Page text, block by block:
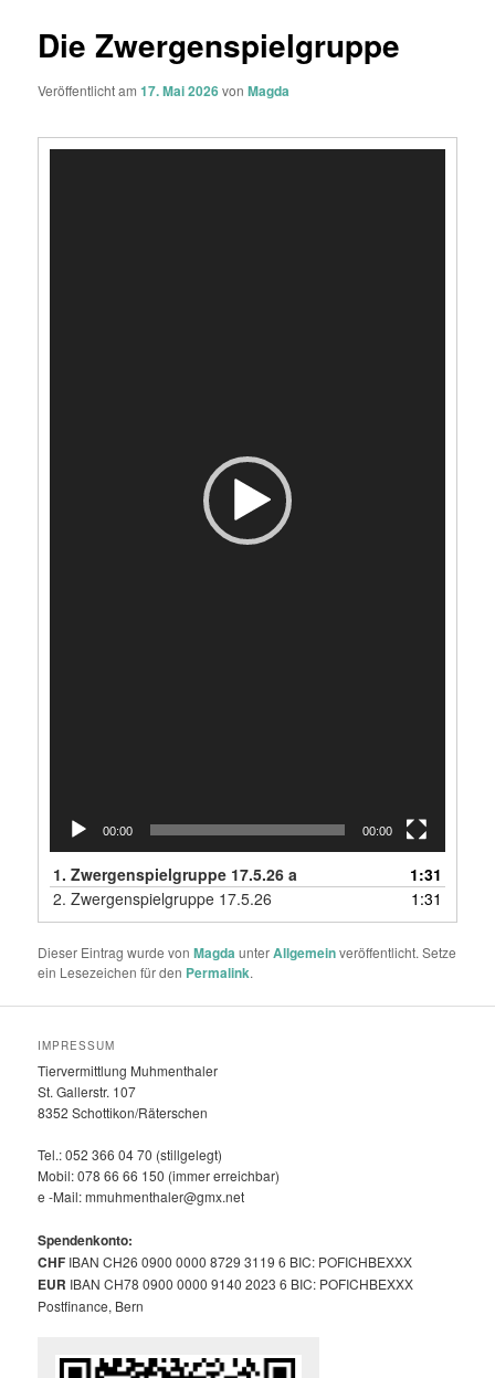
Die Zwergenspielgruppe
Veröffentlicht am17. Mai 2026vonMagda
00:00 00:00
1.Zwergenspielgruppe 17.5.26 a
1:31
2.Zwergenspielgruppe 17.5.26 1:31
Dieser Eintrag wurde vonMagdaunterAllgemeinveröffentlicht. Setze
ein Lesezeichen für den Permalink.
IMPRESSUM
Tiervermittlung Muhmenthaler
St. Gallerstr. 107
8352 Schottikon/Räterschen
Tel.: 052 366 04 70 (stillgelegt)
Mobil: 078 66 66 150 (immer erreichbar)
e -Mail: mmuhmenthaler@gmx.net
Spendenkonto:
CHF IBAN CH26 0900 0000 8729 3119 6 BIC: POFICHBEXXX
EUR IBAN CH78 0900 0000 9140 2023 6 BIC: POFICHBEXXX
Postfinance, Bern